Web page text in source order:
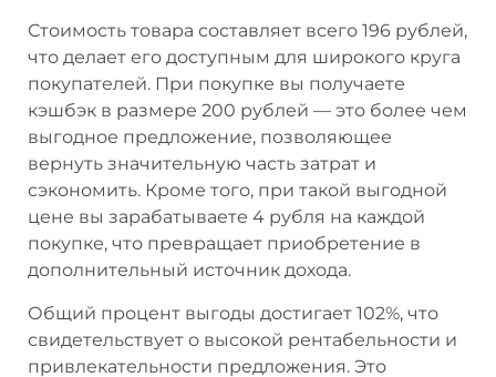
Стоимость товара составляет всего 196 рублей,
что делает его доступным для широкого круга
покупателей. При покупке вы получаете
кэшбэк в размере 200 рублей — это более чем
выгодное предложение, позволяющее
вернуть значительную часть затрат и
сэкономить. Кроме того, при такой выгодной
цене вы зарабатываете 4 рубля на каждой
покупке, что превращает приобретение в
дополнительный источник дохода.
Общий процент выгоды достигает 102%, что
свидетельствует о высокой рентабельности и
привлекательности предложения. Это